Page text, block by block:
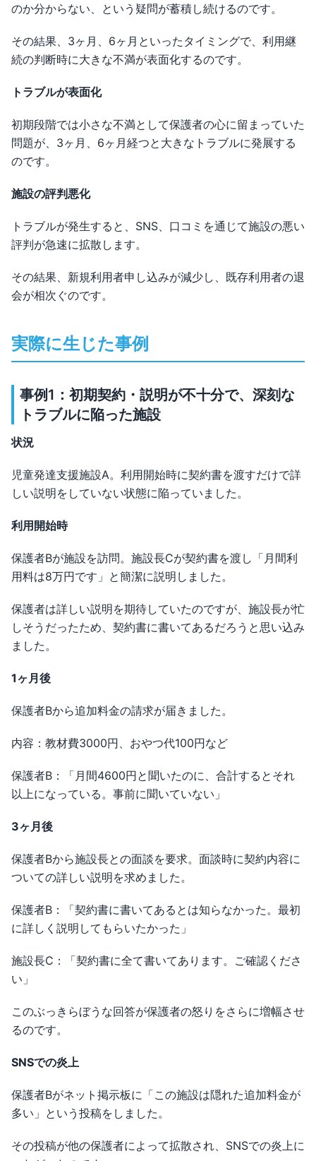
のか分からない、という疑問が蓄積し続けるのです。
その結果、3ヶ月、6ヶ月といったタイミングで、利用継
続の判断時に大きな不満が表面化するのです。
トラブルが表面化
初期段階では小さな不満として保護者の心に留まっていた
問題が、3ヶ月、6ヶ月経つと大きなトラブルに発展する
のです。
施設の評判悪化
トラブルが発生すると、SNS、口コミを通じて施設の悪い
評判が急速に拡散します。
その結果、新規利用者申し込みが減少し、既存利用者の退
会が相次ぐのです。
実際に生じた事例
事例1：初期契約・説明が不十分で、深刻な
トラブルに陥った施設
状況
児童発達支援施設A。利用開始時に契約書を渡すだけで詳
しい説明をしていない状態に陥っていました。
利用開始時
保護者Bが施設を訪問。施設長Cが契約書を渡し「月間利
用料は8万円です」と簡潔に説明しました。
保護者は詳しい説明を期待していたのですが、施設長が忙
しそうだったため、契約書に書いてあるだろうと思い込み
ました。
1ヶ月後
保護者Bから追加料金の請求が届きました。
内容：教材費3000円、おやつ代100円など
保護者B：「月間4600円と聞いたのに、合計するとそれ
以上になっている。事前に聞いていない」
3ヶ月後
保護者Bから施設長との面談を要求。面談時に契約内容に
ついての詳しい説明を求めました。
保護者B：「契約書に書いてあるとは知らなかった。最初
に詳しく説明してもらいたかった」
施設長C：「契約書に全て書いてあります。ご確認くださ
い」
このぶっきらぼうな回答が保護者の怒りをさらに増幅させ
るのです。
SNSでの炎上
保護者Bがネット掲示板に「この施設は隠れた追加料金が
多い」という投稿をしました。
その投稿が他の保護者によって拡散され、SNSでの炎上に